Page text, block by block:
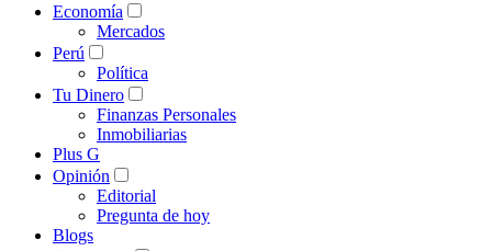
Economía
Mercados
Perú
Política
Tu Dinero
Finanzas Personales
Inmobiliarias
Plus G
Opinión
Editorial
Pregunta de hoy
Blogs